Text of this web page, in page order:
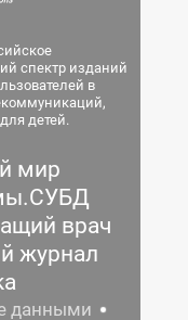
спектр изданий
в
детей.
мир
врач
журнал
данными